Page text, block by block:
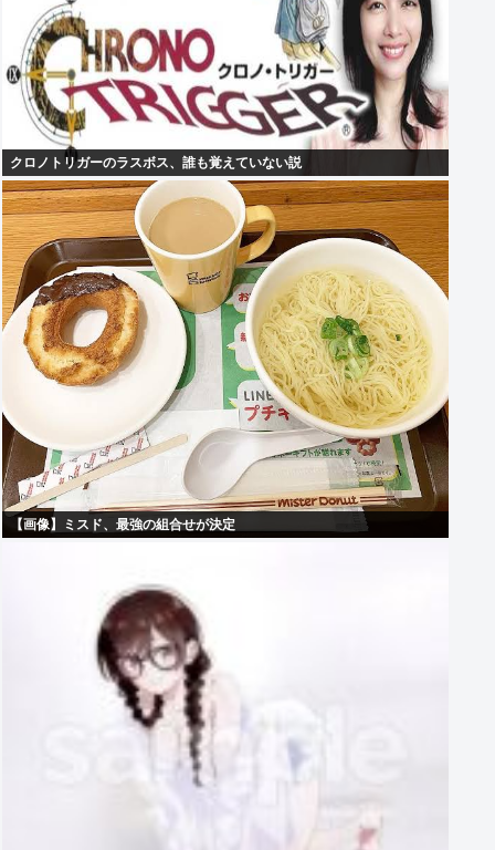
クロノトリガーのラスボス、誰も覚えていない説
【画像】ミスド、最強の組合せが決定